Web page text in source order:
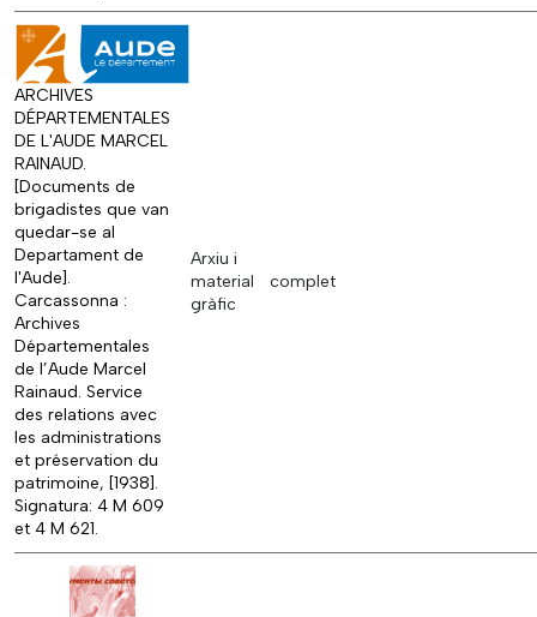
ARCHIVES
DÉPARTEMENTALES
DE L'AUDE MARCEL
RAINAUD.
[Documents de
brigadistes que van
quedar-se al
Departament de
l'Aude].
Carcassonna :
Archives
Départementales
de l’Aude Marcel
Rainaud. Service
des relations avec
les administrations
et préservation du
patrimoine, [1938].
Signatura: 4 M 609
et 4 M 621.
Arxiu i
material
gràfic
complet